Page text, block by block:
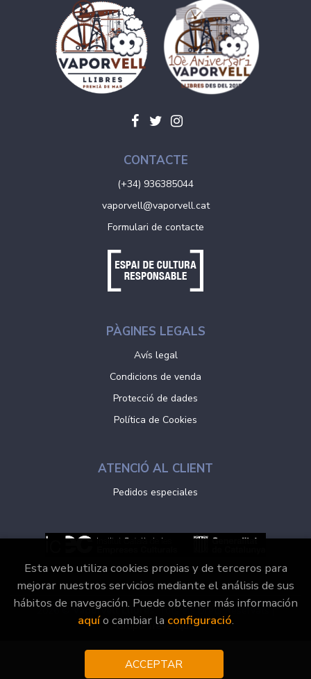
CONTACTE
(+34) 936385044
vaporvell@vaporvell.cat
Formulari de contacte
PÀGINES LEGALS
Avís legal
Condicions de venda
Protecció de dades
Política de Cookies
ATENCIÓ AL CLIENT
Pedidos especiales
2026 © Vaporvell Llibres. Tots els Drets Reservats |
Grupo Trevenque
Esta web utiliza cookies propias y de terceros para
mejorar nuestros servicios mediante el análisis de sus
hábitos de navegación. Puede obtener más información
aquío cambiar la configuració.
ACCEPTAR